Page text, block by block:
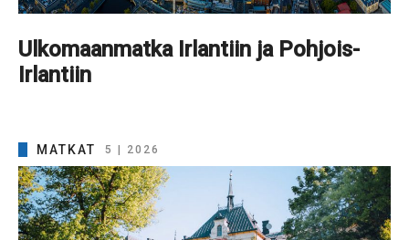
Ulkomaanmatka Irlantiin ja Pohjois-
Irlantiin
MATKAT 5 | 2026